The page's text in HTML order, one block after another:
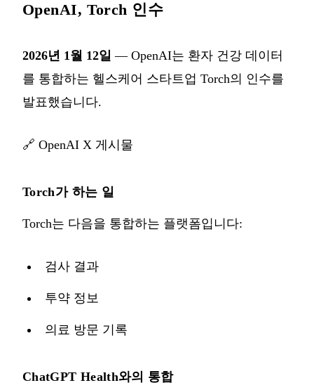
OpenAI, Torch 인수
2026년 1월 12일 — OpenAI는 환자 건강 데이터
를 통합하는 헬스케어 스타트업 Torch의 인수를
발표했습니다.
🔗 OpenAI X 게시물
Torch가 하는 일
Torch는 다음을 통합하는 플랫폼입니다:
검사 결과
투약 정보
의료 방문 기록
ChatGPT Health와의 통합